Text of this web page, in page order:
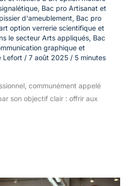
, Bac pro Artisanat et
d'ameublement, Bac pro
option verrerie scientifique et
le secteur Arts appliqués, Bac
graphique et
Lefort / 7 août 2025 / 5 minutes
communément appelé
son objectif clair : offrir aux